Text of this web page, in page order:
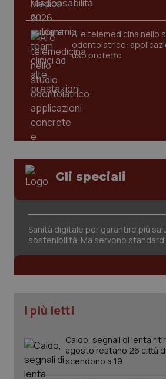
AI e telemedicina nello
odontoiatrico:
uso protetto
Gli speciali
Sanità digitale per garantire più
sostenibilità. Ma servono
I più letti
Caldo, segnali di lenta
agosto restano 26 città
scendono a 19
CookieScriptConsent
tracking-sites-ironfish-